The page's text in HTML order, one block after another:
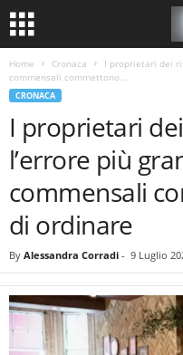
Home Cronaca
I proprietari dei
commensali commettono...
CRONACA
I proprietari
l’errore più
commensali
di ordinare
By Alessandra Corradi - 9 Luglio